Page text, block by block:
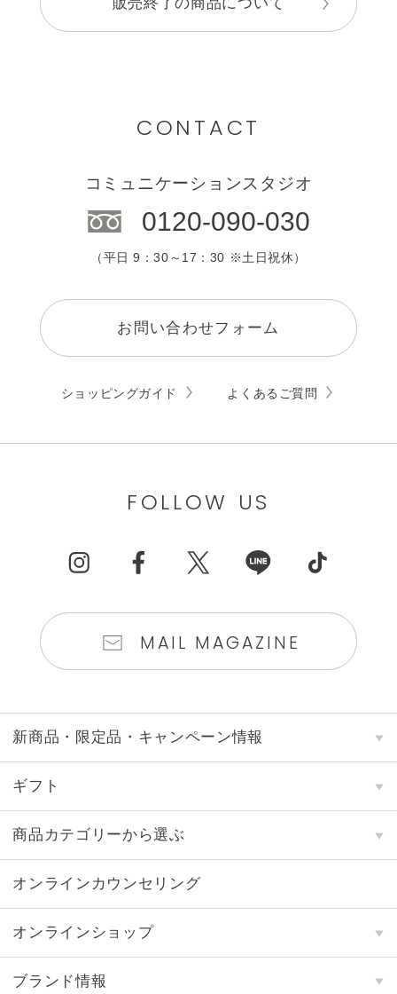
CONTACT
コミュニケーションスタジオ
0120-090-030
（平日 9：30～17：30 ※土日祝休）
お問い合わせフォーム
ショッピングガイド よくあるご質問
FOLLOW US
MAIL MAGAZINE
新商品・限定品・キャンペーン情報
ギフト
商品カテゴリーから選ぶ
オンラインカウンセリング
オンラインショップ
ブランド情報